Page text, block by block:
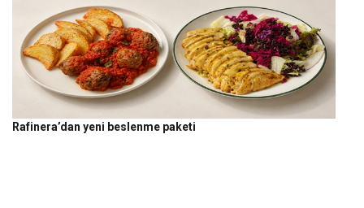
Rafinera’dan yeni beslenme paketi